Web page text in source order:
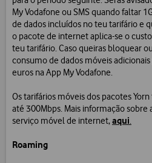
My Vodafone ou SMS quando faltar
de dados incluídos no teu tarifário e
o pacote de internet aplica-se o
teu tarifário. Caso queiras bloquear
consumo de dados móveis
euros na App My Vodafone.
Os tarifários móveis dos pacotes
até 300Mbps. Mais informação sobre
serviço móvel de internet,aqui.
Roaming